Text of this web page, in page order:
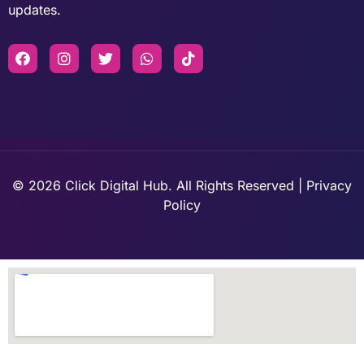
updates.
© 2026 Click Digital Hub. All Rights Reserved | Privacy
Policy